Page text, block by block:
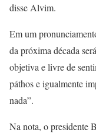
disse Alvim.
Em um
da próxima década
objetiva e livre de
páthos e igualmente
nada”.
Na nota, o presidente